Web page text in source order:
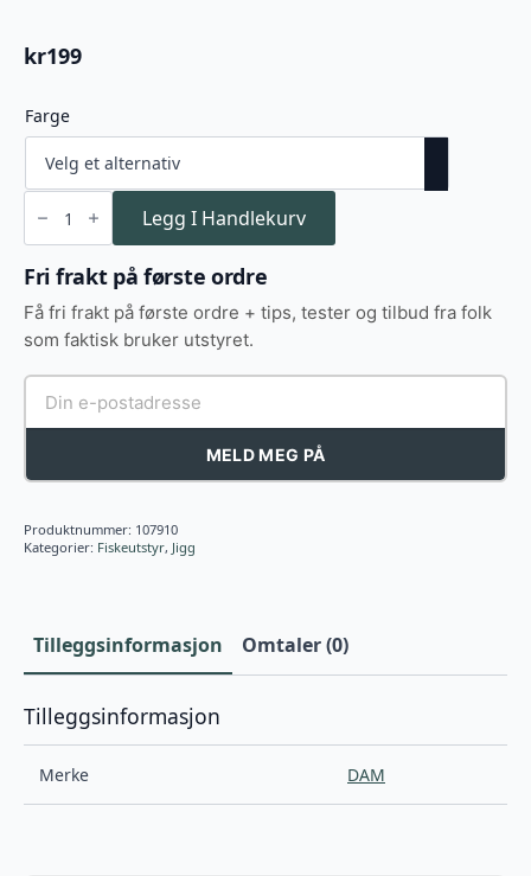
kr199
Farge
SALT-
MACKEREL
PILK
11CM
100G
Legg I Handlekurv
Fri frakt på første ordre
Få fri frakt på første ordre + tips, tester og tilbud fra folk
som faktisk bruker utstyret.
MELD MEG PÅ
Produktnummer: 107910
Kategorier: Fiskeutstyr, Jigg
Tilleggsinformasjon Omtaler (0)
Tilleggsinformasjon
Merke DAM